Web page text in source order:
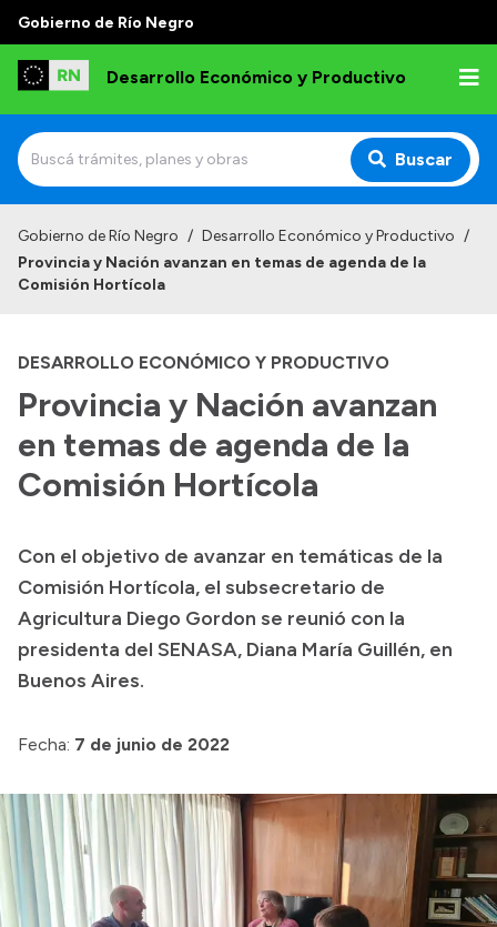
Gobierno de Río Negro
Desarrollo Económico y Productivo
Buscar
Institucional
Autoridades
Delegaciones
Normativa
Presupuesto
Boletín Oficial
Compras y licitaciones
Consulta de expedientes
Convocatorias
Intranet
Login
Gobierno de Río Negro / Desarrollo Económico y Productivo /
Provincia y Nación avanzan en temas de agenda de la
Comisión Hortícola
DESARROLLO ECONÓMICO Y PRODUCTIVO
Provincia y Nación avanzan
en temas de agenda de la
Comisión Hortícola
Con el objetivo de avanzar en temáticas de la
Comisión Hortícola, el subsecretario de
Agricultura Diego Gordon se reunió con la
presidenta del SENASA, Diana María Guillén, en
Buenos Aires.
Fecha: 7 de junio de 2022